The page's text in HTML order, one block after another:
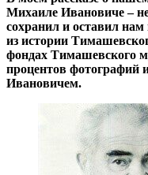
Михаиле Ивановиче –
сохранил и оставил
из истории
фондах Тимашевского
процентов фотографий
Ивановичем.